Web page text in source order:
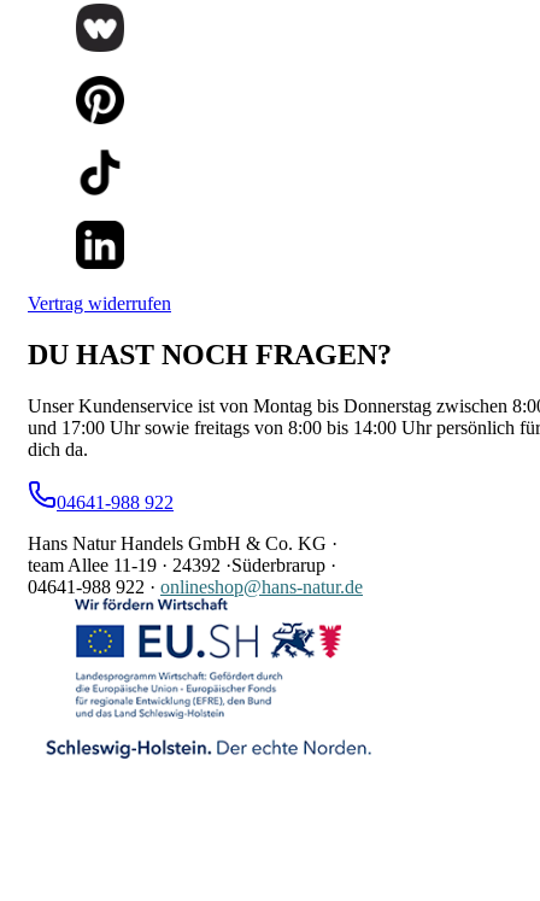
Vertrag widerrufen
DU HAST NOCH FRAGEN?
Unser Kundenservice ist von Montag bis Donnerstag zwischen
und 17:00 Uhr sowie freitags von 8:00 bis 14:00 Uhr persönlich für
dich da.
04641-988 922
Hans Natur Handels GmbH & Co. KG ·
team Allee 11-19 · 24392 ·Süderbrarup ·
04641-988 922 · onlineshop@hans-natur.de